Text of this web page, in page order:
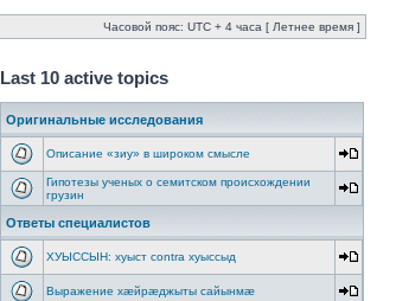
Часовой пояс: UTC + 4 часа [ Летнее время ]
Last 10 active topics
Оригинальные исследования
Описание «зиу» в широком смысле
Гипотезы ученых о семитском происхождении
грузин
Ответы специалистов
ХУЫССЫН: хуыст contra хуыссыд
Выражение хæйрæджыты сайынмæ